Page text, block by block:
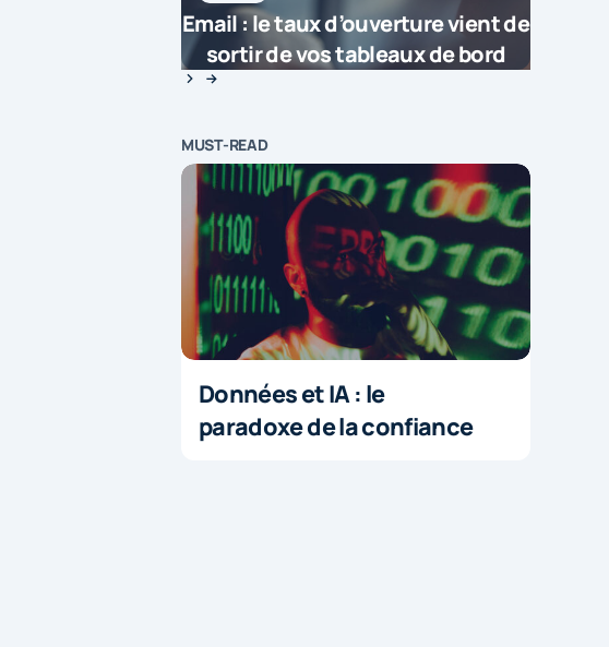
Email : le taux d’ouverture vient de
sortir de vos tableaux de bord
MUST-READ
Données et IA : le
paradoxe de la confiance